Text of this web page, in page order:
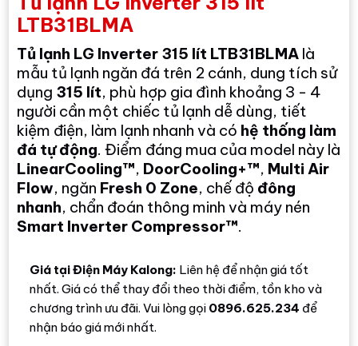
LTB31BLMA
Tủ lạnh LG Inverter 315 lít LTB31BLMA là
mẫu tủ lạnh ngăn đá trên 2 cánh, dung tích sử
dụng 315 lít, phù hợp gia đình khoảng 3 - 4
người cần một chiếc tủ lạnh dễ dùng, tiết
kiệm điện, làm lạnh nhanh và có hệ thống làm
đá tự động. Điểm đáng mua của model này là
LinearCooling™, DoorCooling+™, Multi Air
Flow, ngăn Fresh 0 Zone, chế độ đông
nhanh, chẩn đoán thông minh và máy nén
Smart Inverter Compressor™.
Giá tại Điện Máy Kalong: Liên hệ để nhận giá tốt
nhất. Giá có thể thay đổi theo thời điểm, tồn kho và
chương trình ưu đãi. Vui lòng gọi 0896.625.234 để
nhận báo giá mới nhất.